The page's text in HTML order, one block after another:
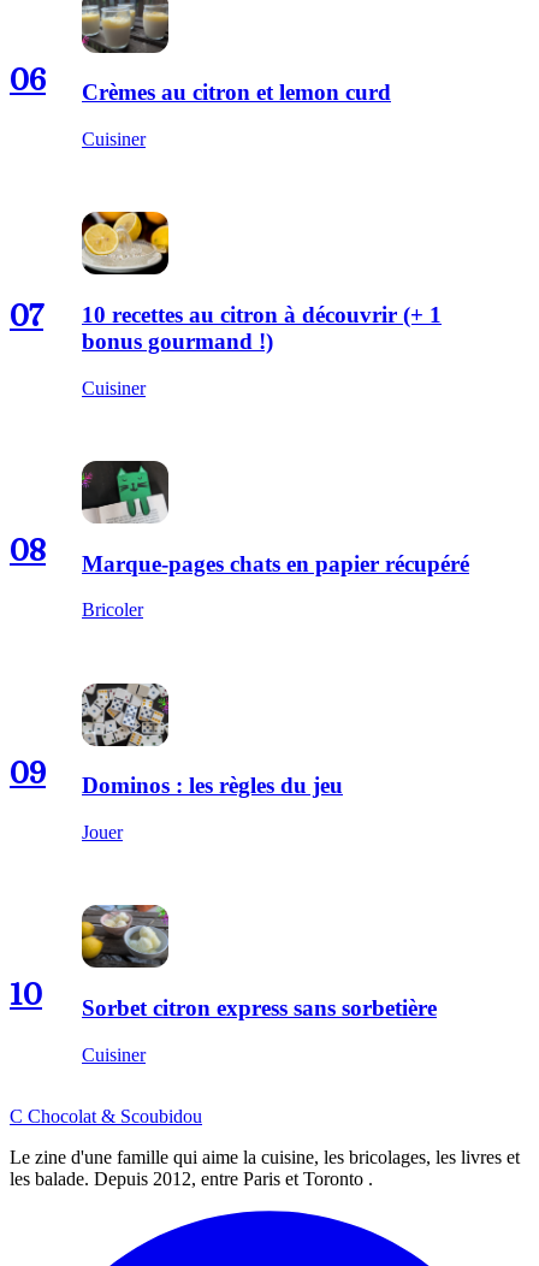
06 Crèmes au citron et lemon curd
Cuisiner
07
10 recettes au citron à découvrir (+ 1
bonus gourmand !)
Cuisiner
08 Marque-pages chats en papier récupéré
Bricoler
09 Dominos : les règles du jeu
Jouer
10 Sorbet citron express sans sorbetière
Cuisiner
C Chocolat & Scoubidou
Le zine d'une famille qui aime la cuisine, les bricolages, les livres et
les balade. Depuis 2012, entre Paris et Toronto .